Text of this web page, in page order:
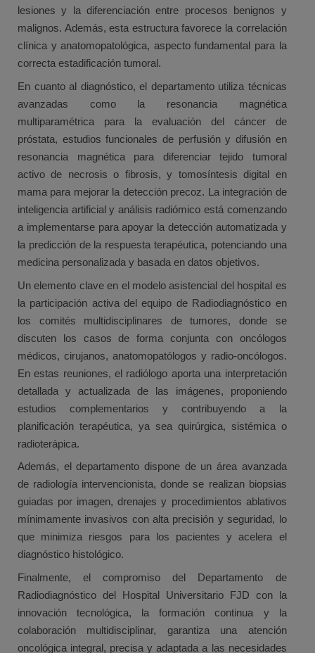
lesiones y la diferenciación entre procesos benignos y
malignos. Además, esta estructura favorece la correlación
clínica y anatomopatológica, aspecto fundamental para la
correcta estadificación tumoral.
En cuanto al diagnóstico, el departamento utiliza técnicas
avanzadas como la resonancia magnética
multiparamétrica para la evaluación del cáncer de
próstata, estudios funcionales de perfusión y difusión en
resonancia magnética para diferenciar tejido tumoral
activo de necrosis o fibrosis, y tomosíntesis digital en
mama para mejorar la detección precoz. La integración de
inteligencia artificial y análisis radiómico está comenzando
a implementarse para apoyar la detección automatizada y
la predicción de la respuesta terapéutica, potenciando una
medicina personalizada y basada en datos objetivos.
Un elemento clave en el modelo asistencial del hospital es
la participación activa del equipo de Radiodiagnóstico en
los comités multidisciplinares de tumores, donde se
discuten los casos de forma conjunta con oncólogos
médicos, cirujanos, anatomopatólogos y radio-oncólogos.
En estas reuniones, el radiólogo aporta una interpretación
detallada y actualizada de las imágenes, proponiendo
estudios complementarios y contribuyendo a la
planificación terapéutica, ya sea quirúrgica, sistémica o
radioterápica.
Además, el departamento dispone de un área avanzada
de radiología intervencionista, donde se realizan biopsias
guiadas por imagen, drenajes y procedimientos ablativos
mínimamente invasivos con alta precisión y seguridad, lo
que minimiza riesgos para los pacientes y acelera el
diagnóstico histológico.
Finalmente, el compromiso del Departamento de
Radiodiagnóstico del Hospital Universitario FJD con la
innovación tecnológica, la formación continua y la
colaboración multidisciplinar, garantiza una atención
oncológica integral, precisa y adaptada a las necesidades